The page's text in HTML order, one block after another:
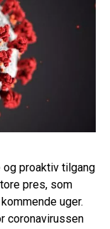
proaktiv tilgang
pres, som
uger.
coronavirussen